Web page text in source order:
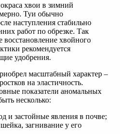
хвои в зимний
Туи обычно
наступления стабильно
работ по обрезке. Так
восстановление хвойного
рекомендуется
удобрения.
масштабный характер –
на эластичность.
показатели аномальных
несколько:
и застойные явления в почве;
загнивание у его